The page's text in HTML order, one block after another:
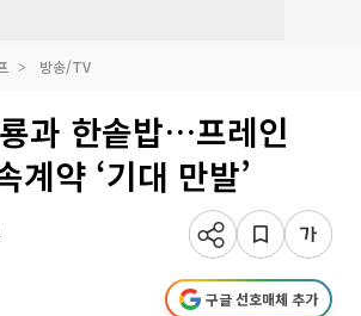
방송/TV
과 한솥밥…프레인
계약 ‘기대 만발’
구글 선호매체 추가